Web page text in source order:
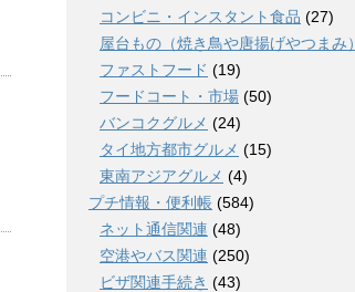
コンビニ・インスタント食品 (27)
屋台もの（焼き鳥や唐揚げやつまみ）
ファストフード (19)
フードコート・市場 (50)
バンコクグルメ (24)
タイ地方都市グルメ (15)
東南アジアグルメ (4)
プチ情報・便利帳 (584)
ネット通信関連 (48)
空港やバス関連 (250)
ビザ関連手続き (43)